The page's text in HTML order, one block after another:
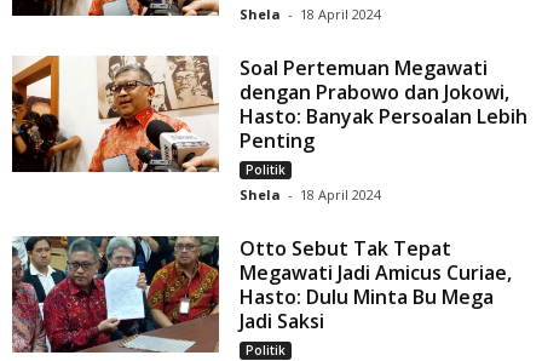
Shela - 18 April 2024
Soal Pertemuan Megawati
dengan Prabowo dan Jokowi,
Hasto: Banyak Persoalan Lebih
Penting
Politik
Shela - 18 April 2024
Otto Sebut Tak Tepat
Megawati Jadi Amicus Curiae,
Hasto: Dulu Minta Bu Mega
Jadi Saksi
Politik